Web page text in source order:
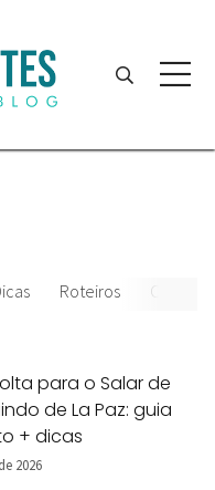
Roteiros Chile
para o Salar de
de La Paz: guia
+ dicas
2026